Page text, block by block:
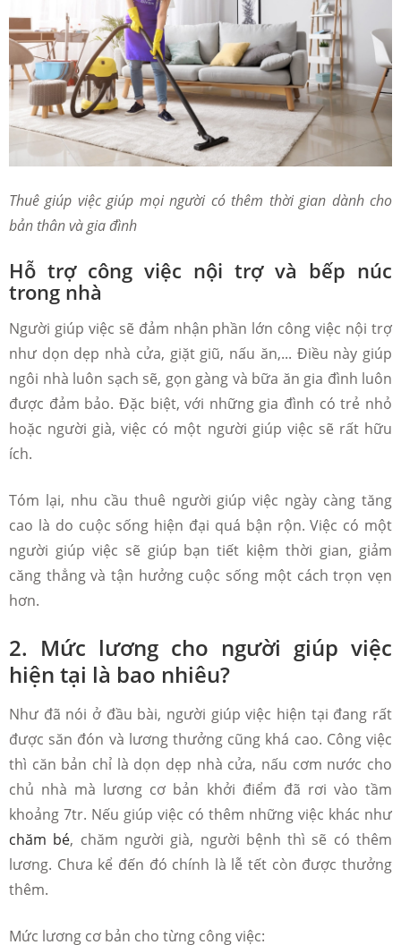
Thuê giúp việc giúp mọi người có thêm thời gian dành cho
bản thân và gia đình
Hỗ trợ công việc nội trợ và bếp núc
trong nhà
Người giúp việc sẽ đảm nhận phần lớn công việc nội trợ
như dọn dẹp nhà cửa, giặt giũ, nấu ăn,... Điều này giúp
ngôi nhà luôn sạch sẽ, gọn gàng và bữa ăn gia đình luôn
được đảm bảo. Đặc biệt, với những gia đình có trẻ nhỏ
hoặc người già, việc có một người giúp việc sẽ rất hữu
ích.
Tóm lại, nhu cầu thuê người giúp việc ngày càng tăng
cao là do cuộc sống hiện đại quá bận rộn. Việc có một
người giúp việc sẽ giúp bạn tiết kiệm thời gian, giảm
căng thẳng và tận hưởng cuộc sống một cách trọn vẹn
hơn.
2. Mức lương cho người giúp việc
hiện tại là bao nhiêu?
Như đã nói ở đầu bài, người giúp việc hiện tại đang rất
được săn đón và lương thưởng cũng khá cao. Công việc
thì căn bản chỉ là dọn dẹp nhà cửa, nấu cơm nước cho
chủ nhà mà lương cơ bản khởi điểm đã rơi vào tầm
khoảng 7tr. Nếu giúp việc có thêm những việc khác như
chăm bé, chăm người già, người bệnh thì sẽ có thêm
lương. Chưa kể đến đó chính là lễ tết còn được thưởng
thêm.
Mức lương cơ bản cho từng công việc: